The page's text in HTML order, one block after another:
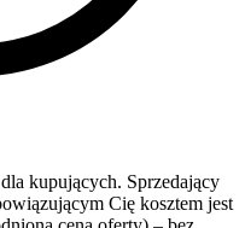
dla kupujących. Sprzedający
Cię kosztem jest